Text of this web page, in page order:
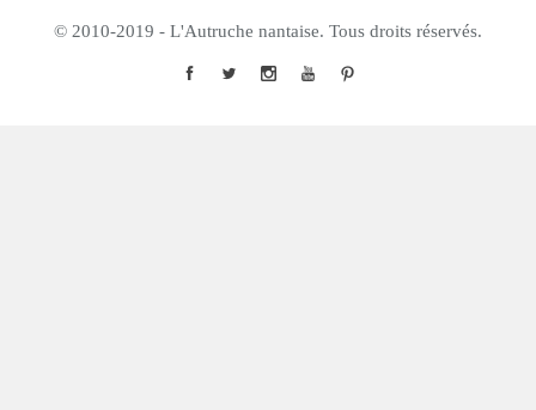
© 2010-2019 - L'Autruche nantaise. Tous droits réservés.